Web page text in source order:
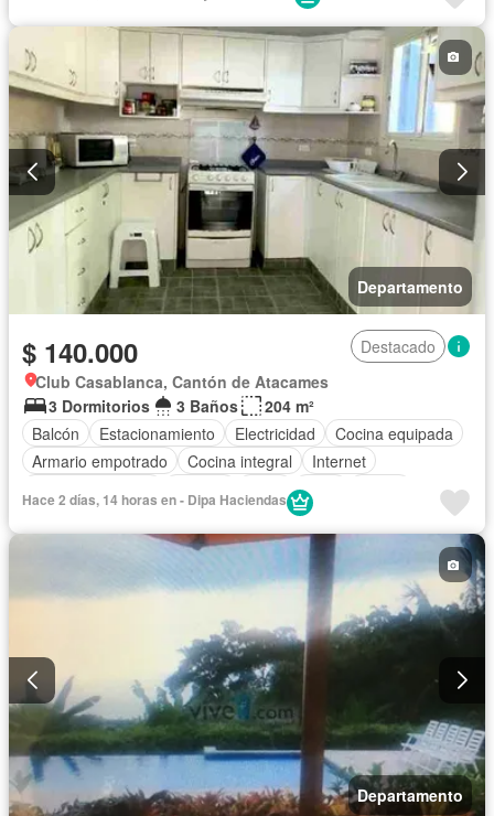
Jardín
Garita de guardianía
Gimnasio Seguridad
Piscina
Cancha de tenis
Departamento
$ 140.000
Destacado
Club Casablanca, Cantón de Atacames
3 Dormitorios
3 Baños
204 m²
Balcón
Estacionamiento Electricidad
Cocina equipada
Armario empotrado
Cocina integral
Internet
Patio
Garita de guardianía Piscina
Gimnasio Completamente amoblado
Hace 2 días, 14 horas en - Dipa Haciendas
Departamento